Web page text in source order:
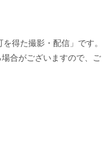
得た撮影・配信」です。
合がございますので、ご